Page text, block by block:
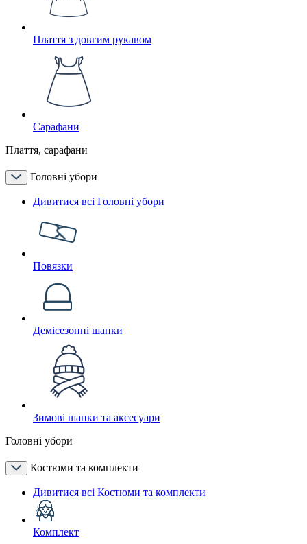
Плаття з довгим рукавом
Сарафани
Плаття, сарафани
Головні убори
Дивитися всі Головні убори
Повязки
Демісезонні шапки
Зимові шапки та аксесуари
Головні убори
Костюми та комплекти
Дивитися всі Костюми та комплекти
Комплект